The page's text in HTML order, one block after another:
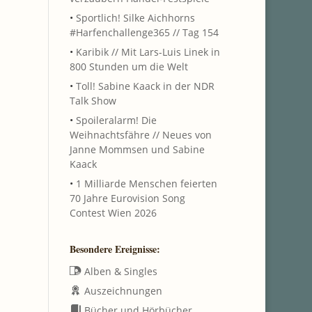
• Sportlich! Silke Aichhorns
#Harfenchallenge365 // Tag 154
• Karibik // Mit Lars-Luis Linek in
800 Stunden um die Welt
• Toll! Sabine Kaack in der NDR
Talk Show
• Spoileralarm! Die
Weihnachtsfähre // Neues von
Janne Mommsen und Sabine
Kaack
• 1 Milliarde Menschen feierten
70 Jahre Eurovision Song
Contest Wien 2026
Besondere Ereignisse:
Alben & Singles
Auszeichnungen